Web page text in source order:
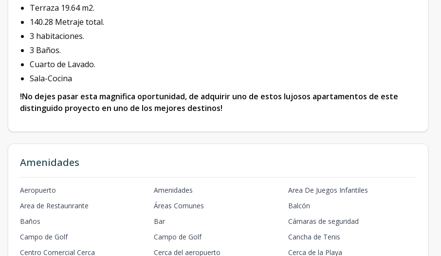
Terraza 19.64 m2.
140.28 Metraje total.
3 habitaciones.
3 Baños.
Cuarto de Lavado.
Sala-Cocina
!No dejes pasar esta magnifica oportunidad, de adquirir uno de estos lujosos apartamentos de este
distinguido proyecto en uno de los mejores destinos!
Amenidades
Aeropuerto Amenidades
Area De Juegos Infantiles
Area de Restaunrante
Áreas Comunes
Balcón
Baños
Bar
Cámaras de seguridad
Campo de Golf
Campo de Golf
Cancha de Tenis
Centro Comercial Cerca
Cerca del aeropuerto Cerca de la Playa